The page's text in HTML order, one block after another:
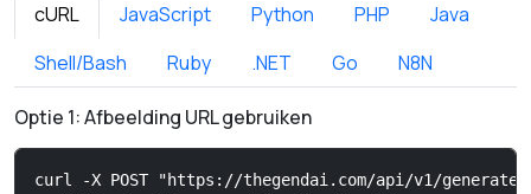
cURL JavaScript Python PHP
Java
Shell/Bash
Ruby .NET Go N8N
Optie 1: Afbeelding URL gebruiken
curl -X POST "https://thegendai.com/api/v1/